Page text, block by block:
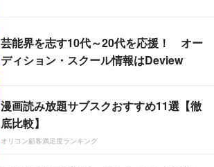
芸能界を志す10代～20代を応援！ オー
ディション・スクール情報はDeview
漫画読み放題サブスクおすすめ11選【徹
底比較】
オリコン顧客満足度ランキング